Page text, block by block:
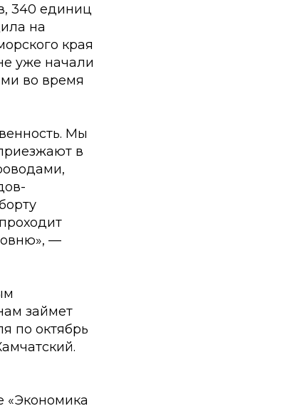
340 единиц
на
края
уже начали
во время
Мы
в
—
займет
по октябрь
«Экономика